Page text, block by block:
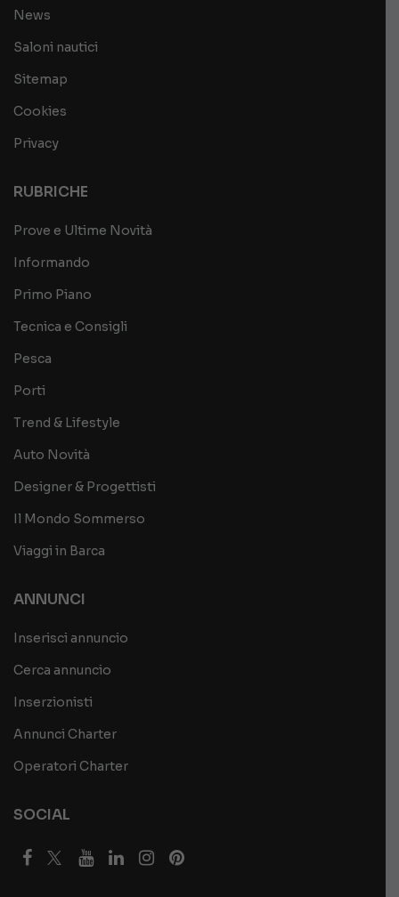
News
Saloni nautici
Sitemap
Cookies
Privacy
RUBRICHE
Prove e Ultime Novità
Informando
Primo Piano
Tecnica e Consigli
Pesca
Porti
Trend & Lifestyle
Auto Novità
Designer & Progettisti
Il Mondo Sommerso
Viaggi in Barca
ANNUNCI
Inserisci annuncio
Cerca annuncio
Inserzionisti
Annunci Charter
Operatori Charter
SOCIAL